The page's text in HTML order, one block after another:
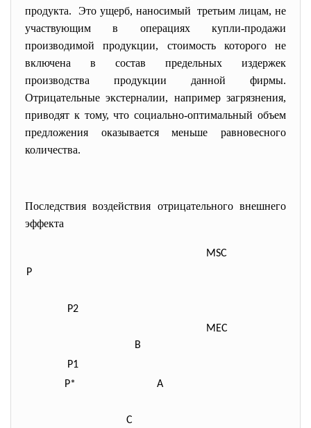
продукта. Это ущерб, наносимый третьим лицам, не
участвующим в операциях купли-продажи
производимой продукции, стоимость которого не
включена в состав предельных издержек
производства продукции данной фирмы.
Отрицательные экстерналии, например загрязнения,
приводят к тому, что социально-оптимальный объем
предложения оказывается меньше равновесного
количества.
Последствия воздействия отрицательного внешнего
эффекта
P
MSC
P2
B
MEC
P1
P*
A
C